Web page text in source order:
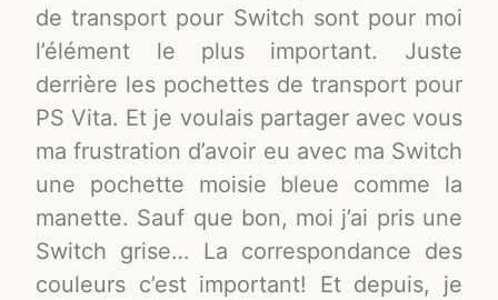
de transport pour Switch sont pour moi
l’élément le plus important. Juste
derrière les pochettes de transport pour
PS Vita. Et je voulais partager avec vous
ma frustration d’avoir eu avec ma Switch
une pochette moisie bleue comme la
manette. Sauf que bon, moi j’ai pris une
Switch grise… La correspondance des
couleurs c’est important! Et depuis, je